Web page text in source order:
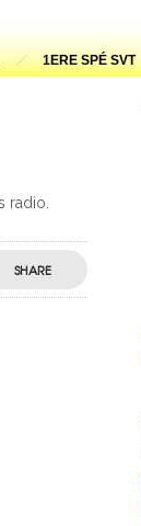
1ERE SPÉ SVT
radio.
SHARE